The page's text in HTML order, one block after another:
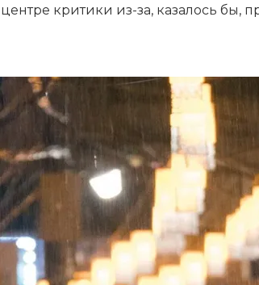
центре критики из-за, казалось бы,